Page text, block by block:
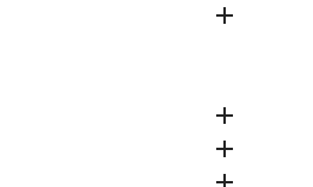


